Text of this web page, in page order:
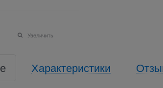
Увеличить
Характеристики